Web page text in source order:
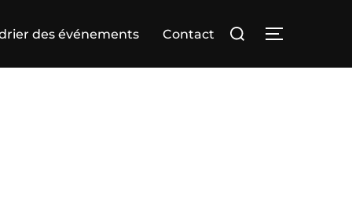
des événements Contact
Rechercher :